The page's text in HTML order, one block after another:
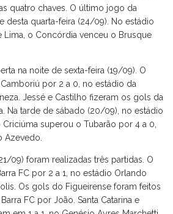
quatro chaves. O último jogo da
desta quarta-feira (24/09). No estádio
Lima, o Concórdia venceu o Brusque
na noite de sexta-feira (19/09). O
por 2 a 0, no estádio da
Jessé e Castilho fizeram os gols da
Na tarde de sábado (20/09), no estádio
superou o Tubarão por 4 a 0,
Azevedo.
09) foram realizadas três partidas. O
FC por 2 a 1, no estádio Orlando
Os gols do Figueirense foram feitos
FC por João. Santa Catarina e